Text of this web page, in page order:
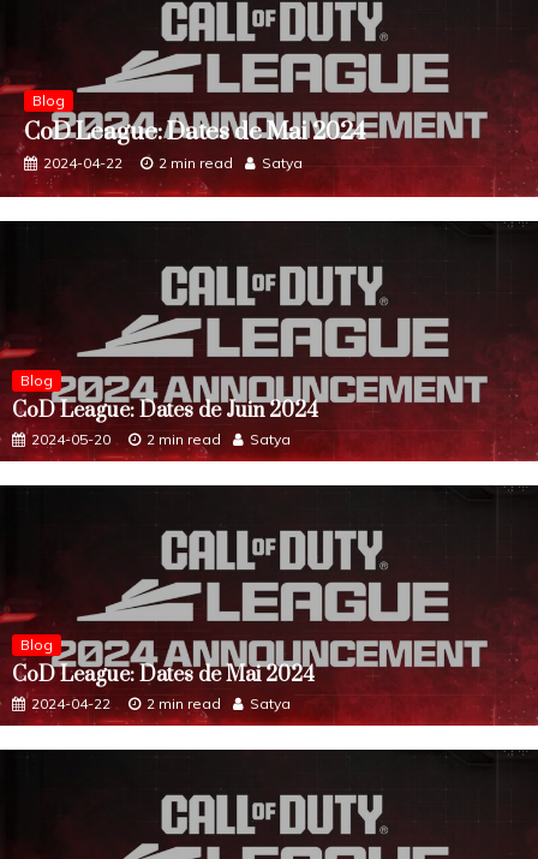
Blog
CoD League: Dates de Avril 2024
2024-03-20 2 min read Satya
Blog
CoD League: Dates de Juin 2024
2024-05-20 2 min read Satya
Blog
CoD League: Dates de Mai 2024
2024-04-22 2 min read Satya